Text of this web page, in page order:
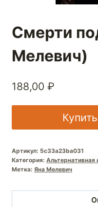
Смерти
Мелевич)
188,00 ₽
Купить
Артикул: 5c33a23ba031
Категория: Альтернативная
Метка: Яна Мелевич